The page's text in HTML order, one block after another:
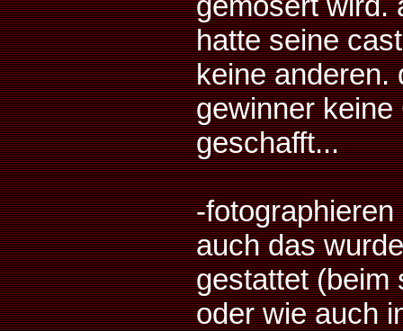
hatte seine
keine
gewinner
geschafft...
-
auch das
gestattet (beim
oder wie auch